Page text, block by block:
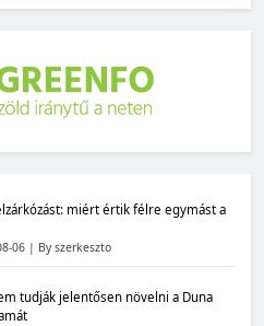
miért értik félre egymást a
06 By szerkeszto
tudják jelentősen növelni a Duna